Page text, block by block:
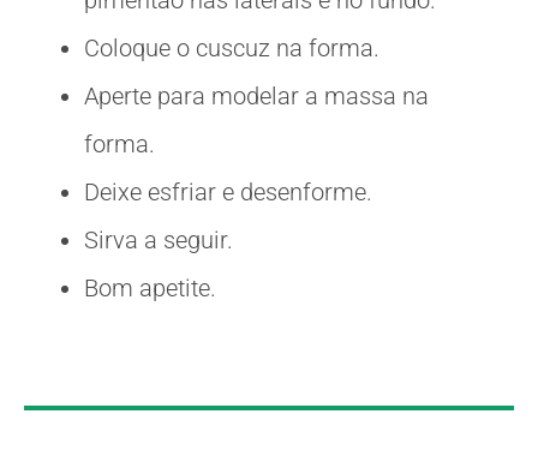
Coloque o cuscuz na forma.
Aperte para modelar a massa na
forma.
Deixe esfriar e desenforme.
Sirva a seguir.
Bom apetite.